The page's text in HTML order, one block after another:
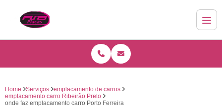
Home Serviços
emplacamento de carros
emplacamento carro Ribeirão Preto
onde faz emplacamento carro Porto Ferreira